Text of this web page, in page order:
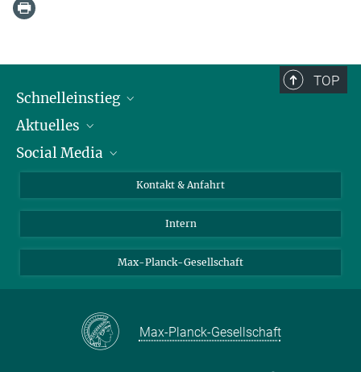
TOP
Schnelleinstieg
Personen
Pressebereich
Aktuelles
Stellenangebote
Social Media
LinkedIn
Kontakt & Anfahrt
Intern
Max-Planck-Gesellschaft
Max-Planck-Gesellschaft